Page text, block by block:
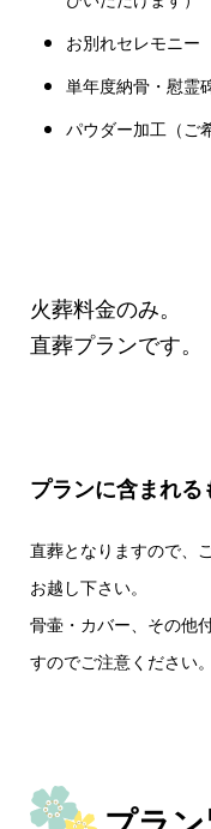
お別れセレモニー
単年度納骨・慰霊
パウダー加工（ご
火葬料金のみ。
直葬プランです。
プランに含まれる
直葬となりますので、
お越し下さい。
骨壷・カバー、その他
すのでご注意ください。